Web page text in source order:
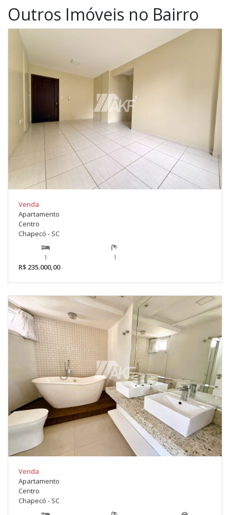
Outros Imóveis no Bairro
Venda
Apartamento
Centro
Chapecó - SC
1
1
R$ 235.000,00
Venda
Apartamento
Centro
Chapecó - SC